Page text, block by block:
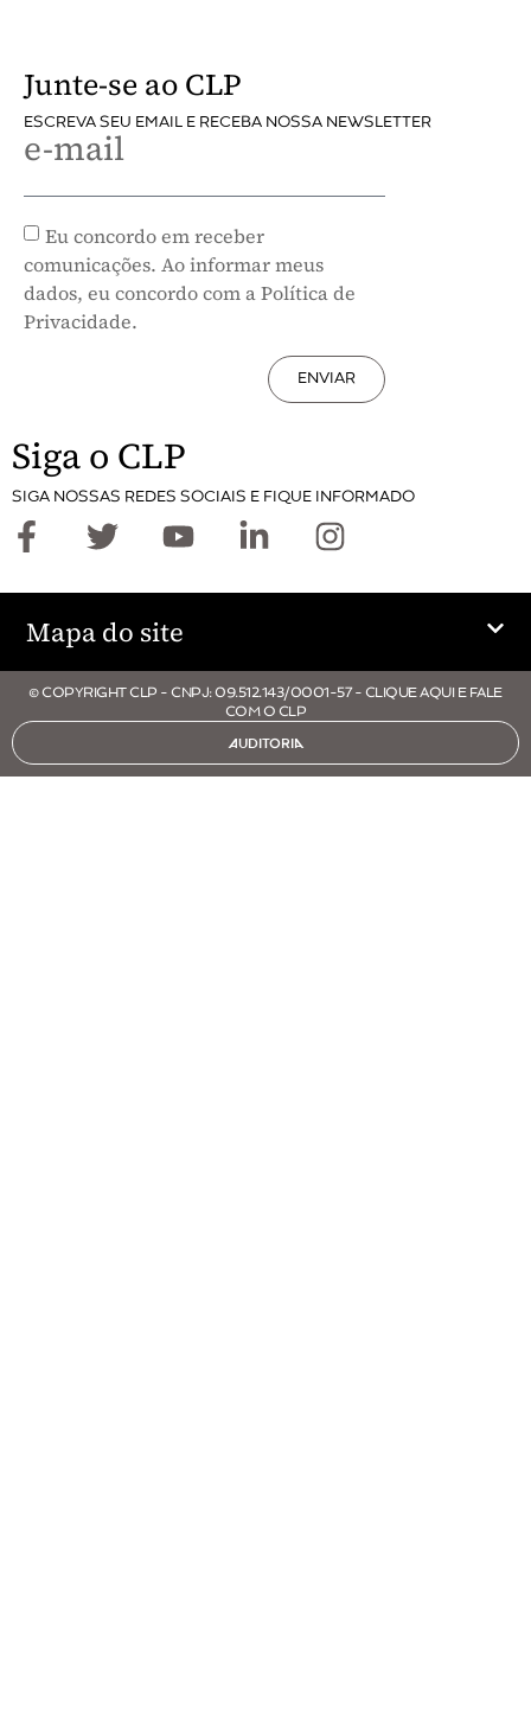
Junte-se ao CLP
ESCREVA SEU EMAIL E RECEBA NOSSA NEWSLETTER
e-mail
Eu concordo em receber
comunicações. Ao informar meus
dados, eu concordo com a Política de
Privacidade.
ENVIAR
Siga o CLP
SIGA NOSSAS REDES SOCIAIS E FIQUE INFORMADO
Mapa do site
© COPYRIGHT CLP - CNPJ: 09.512.143/0001-57 - CLIQUE AQUI E FALE
COM O CLP
AUDITORIA